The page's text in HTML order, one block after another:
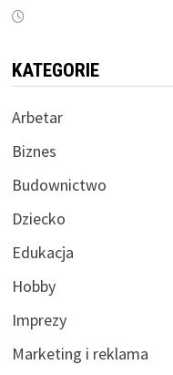
KATEGORIE
Arbetar
Biznes
Budownictwo
Dziecko
Edukacja
Hobby
Imprezy
Marketing i reklama